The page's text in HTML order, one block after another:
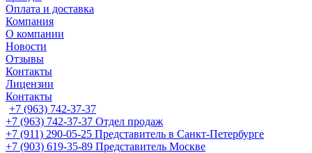
Оплата и доставка
Компания
О компании
Новости
Отзывы
Контакты
Лицензии
Контакты
+7 (963) 742-37-37
+7 (963) 742-37-37 Отдел продаж
+7 (911) 290-05-25 Представитель в Санкт-Петербурге
+7 (903) 619-35-89 Представитель Москве